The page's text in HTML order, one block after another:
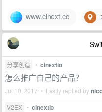
www.cinext.cc
分享创造 • cinextio
怎么推广自己的产品？
Jul 10, 2017 • Lastly replied by
V2EX • cinextio